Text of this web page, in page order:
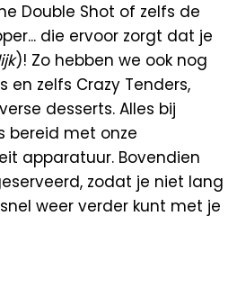
Double Shot of zelfs de
die ervoor zorgt dat je
)! Zo hebben we ook nog
en zelfs Crazy Tenders,
desserts. Alles bij
bereid met onze
apparatuur. Bovendien
zodat je niet lang
weer verder kunt met je